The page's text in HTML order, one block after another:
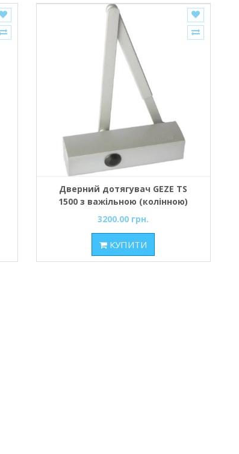
Дверний дотягувач GEZE TS
1500 з важільною (колінною)
тягою срібний
3200.00 грн.
КУПИТИ